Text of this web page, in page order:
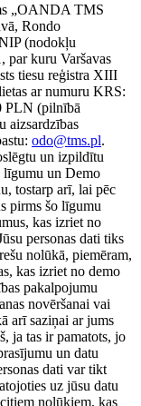
„OANDA TMS
Rondo
(nodokļu
par kuru Varšavas
tiesu reģistra XIII
ar numuru KRS:
PLN (pilnībā
aizsardzības
odo@tms.pl.
un izpildītu
līgumu un Demo
tostarp arī, lai pēc
pirms šo līgumu
kas izriet no
personas dati tiks
nolūkā, piemēram,
kas izriet no demo
pakalpojumu
novēršanai vai
arī saziņai ar jums
ja tas ir pamatots, jo
un datu
dati var tikt
uz jūsu datu
nolūkiem, kas